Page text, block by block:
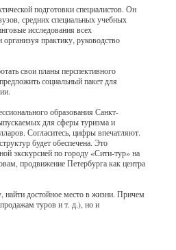
подготовки специалистов. Он
средних специальных учебных
исследования всех
практику, руководство
свои планы перспективного
социальный пакет для
образования Санкт-
для сферы туризма и
Согласитесь, цифры впечатляют.
будет обеспечена. Это
экскурсией по городу «Сити-тур» на
продвижение Петербурга как центра
найти достойное место в жизни. Причем
туров и т. д.), но и